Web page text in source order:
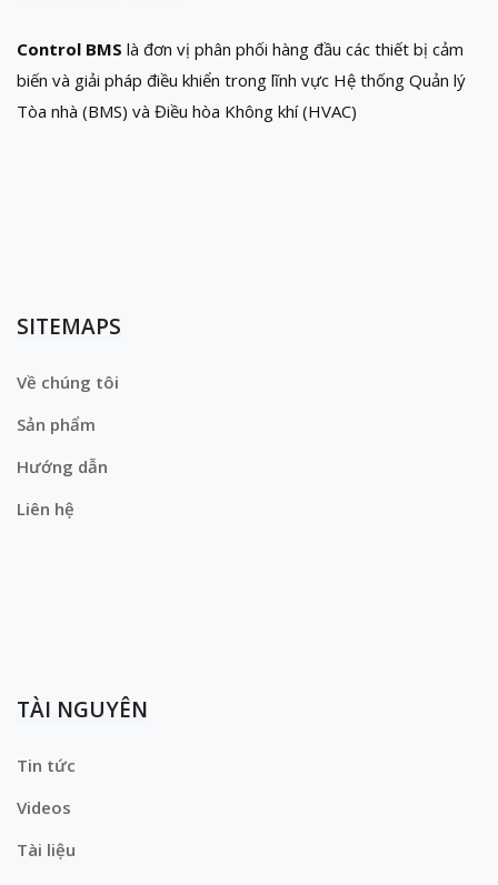
Control BMS là đơn vị phân phối hàng đầu các thiết bị cảm
biến và giải pháp điều khiển trong lĩnh vực Hệ thống Quản lý
Tòa nhà (BMS) và Điều hòa Không khí (HVAC)
SITEMAPS
Về chúng tôi
Sản phẩm
Hướng dẫn
Liên hệ
TÀI NGUYÊN
Tin tức
Videos
Tài liệu